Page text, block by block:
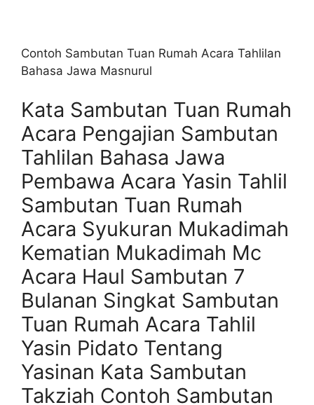
Contoh Sambutan Tuan Rumah Acara Tahlilan
Bahasa Jawa Masnurul
Kata Sambutan Tuan Rumah
Acara Pengajian Sambutan
Tahlilan Bahasa Jawa
Pembawa Acara Yasin Tahlil
Sambutan Tuan Rumah
Acara Syukuran Mukadimah
Kematian Mukadimah Mc
Acara Haul Sambutan 7
Bulanan Singkat Sambutan
Tuan Rumah Acara Tahlil
Yasin Pidato Tentang
Yasinan Kata Sambutan
Takziah Contoh Sambutan